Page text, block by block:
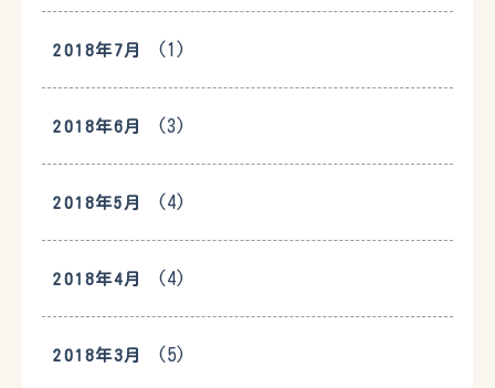
2018年7月 (1)
2018年6月 (3)
2018年5月 (4)
2018年4月 (4)
2018年3月 (5)